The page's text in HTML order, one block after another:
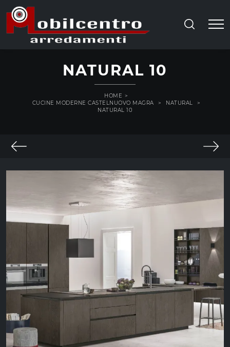
NATURAL 10
HOME >
CUCINE MODERNE CASTELNUOVO MAGRA
> NATURAL
>
NATURAL 10